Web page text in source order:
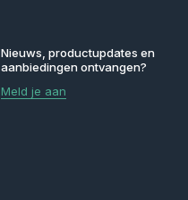
Nieuws, productupdates en
aanbiedingen ontvangen?
Meld je aan